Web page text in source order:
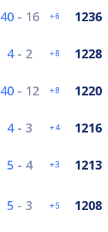
40 - 16 6 1236
4- 2 8 1228
40 - 12 8 1220
4- 3 4 1216
5 - 4 3 1213
5 - 3 5 1208